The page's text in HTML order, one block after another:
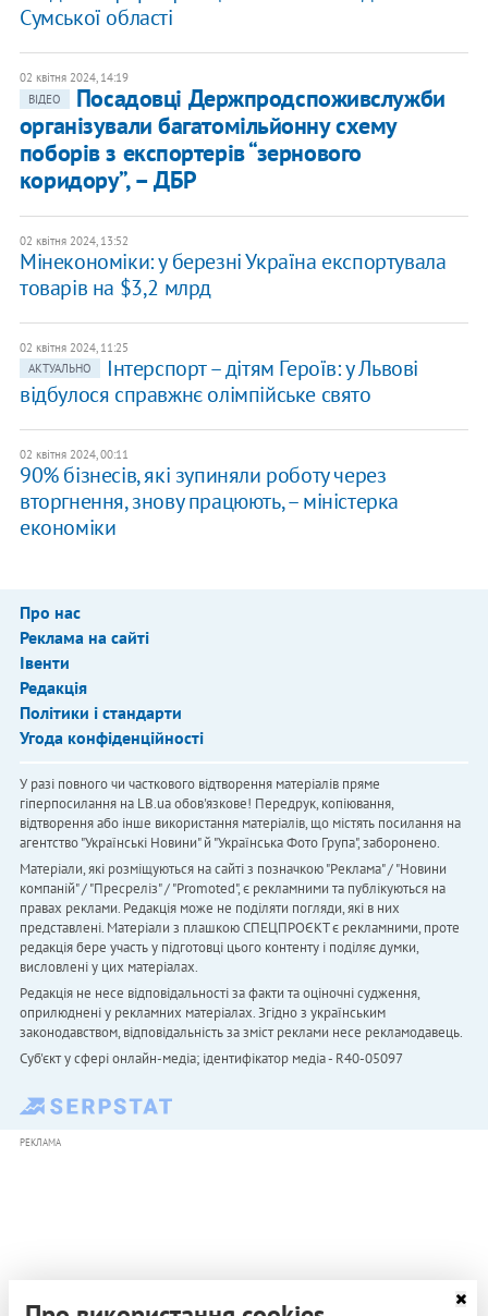
Сумської області
02 квітня 2024, 14:19
ВІДЕО
Посадовці Держпродспоживслужби
організували багатомільйонну схему
поборів з експортерів “зернового
коридору”, – ДБР
02 квітня 2024, 13:52
Мінекономіки: у березні Україна експортувала
товарів на $3,2 млрд
02 квітня 2024, 11:25
АКТУАЛЬНО
Інтерспорт – дітям Героїв: у Львові
відбулося справжнє олімпійське свято
02 квітня 2024, 00:11
90% бізнесів, які зупиняли роботу через
вторгнення, знову працюють, – міністерка
економіки
Про нас
Реклама на сайті
Івенти
Редакція
Політики і стандарти
Угода конфіденційності
У разі повного чи часткового відтворення матеріалів пряме
гіперпосилання на LB.ua обов'язкове! Передрук, копіювання,
відтворення або інше використання матеріалів, що містять посилання на
агентство "Українськi Новини" й "Українська Фото Група", заборонено.
Матеріали, які розміщуються на сайті з позначкою "Реклама" / "Новини
компаній" / "Пресреліз" / "Promoted", є рекламними та публікуються на
правах реклами. Редакція може не поділяти погляди, які в них
представлені. Матеріали з плашкою СПЕЦПРОЄКТ є рекламними, проте
редакція бере участь у підготовці цього контенту і поділяє думки,
висловлені у цих матеріалах.
Редакція не несе відповідальності за факти та оціночні судження,
оприлюднені у рекламних матеріалах. Згідно з українським
законодавством, відповідальність за зміст реклами несе рекламодавець.
Cуб'єкт у сфері онлайн-медіа; ідентифікатор медіа - R40-05097
РЕКЛАМА